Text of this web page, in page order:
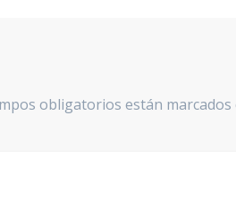
obligatorios están marcados